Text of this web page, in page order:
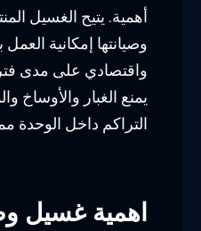
أهمية. يتيح الغسيل
وصيانتها إمكانية
واقتصادي على مدى
يمنع الغبار والأوساخ
التراكم داخل الوحدة
اهمية غسيل